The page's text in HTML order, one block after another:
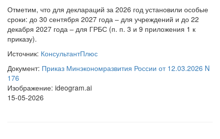
Отметим, что для деклараций за 2026 год установили особые
сроки: до 30 сентября 2027 года – для учреждений и до 22
декабря 2027 года – для ГРБС (п. п. 3 и 9 приложения 1 к
приказу).
Источник: КонсультантПлюс
Документ: Приказ Минэкономразвития России от 12.03.2026 N
176
Изображение: ideogram.ai
15-05-2026